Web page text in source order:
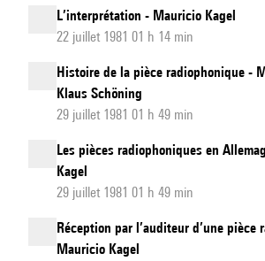
L’interprétation - Mauricio Kagel
22 juillet 1981 01 h 14 min
Histoire de la pièce radiophonique -
Klaus Schöning
29 juillet 1981 01 h 49 min
Les pièces radiophoniques en
Kagel
29 juillet 1981 01 h 49 min
Réception par l’auditeur d’une pièce
Mauricio Kagel